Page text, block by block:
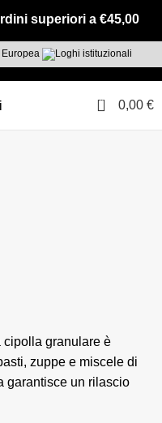
superiori a €45,00
0 0,00 €
cipolla granulare è
zuppe e miscele di
garantisce un rilascio